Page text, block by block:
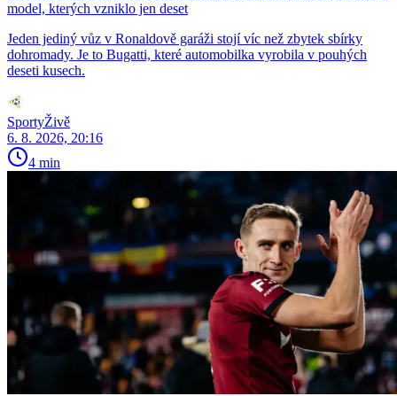
model, kterých vzniklo jen deset
Jeden jediný vůz v Ronaldově garáži stojí víc než zbytek sbírky
dohromady. Je to Bugatti, které automobilka vyrobila v pouhých
deseti kusech.
SportyŽivě
6. 8. 2026, 20:16
4 min